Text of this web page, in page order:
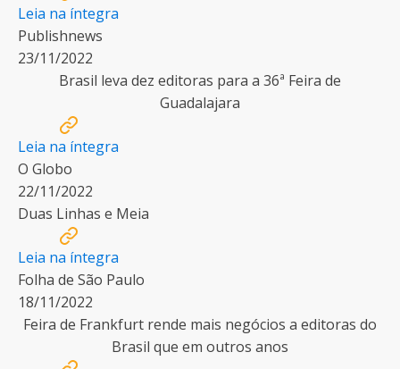
Leia na íntegra
Publishnews
23/11/2022
Brasil leva dez editoras para a 36ª Feira de
Guadalajara
Leia na íntegra
O Globo
22/11/2022
Duas Linhas e Meia
Leia na íntegra
Folha de São Paulo
18/11/2022
Feira de Frankfurt rende mais negócios a editoras do
Brasil que em outros anos